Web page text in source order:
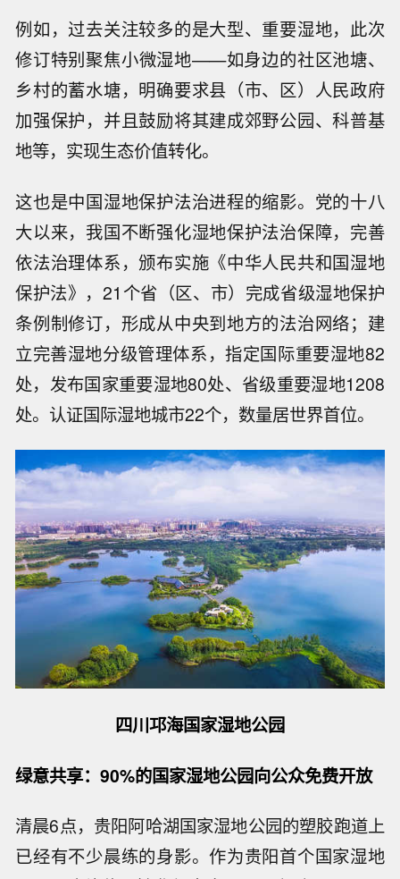
例如，过去关注较多的是大型、重要湿地，此次
修订特别聚焦小微湿地——如身边的社区池塘、
乡村的蓄水塘，明确要求县（市、区）人民政府
加强保护，并且鼓励将其建成郊野公园、科普基
地等，实现生态价值转化。
这也是中国湿地保护法治进程的缩影。党的十八
大以来，我国不断强化湿地保护法治保障，完善
依法治理体系，颁布实施《中华人民共和国湿地
保护法》，21个省（区、市）完成省级湿地保护
条例制修订，形成从中央到地方的法治网络；建
立完善湿地分级管理体系，指定国际重要湿地82
处，发布国家重要湿地80处、省级重要湿地1208
处。认证国际湿地城市22个，数量居世界首位。
四川邛海国家湿地公园
绿意共享：90%的国家湿地公园向公众免费开放
清晨6点，贵阳阿哈湖国家湿地公园的塑胶跑道上
已经有不少晨练的身影。作为贵阳首个国家湿地